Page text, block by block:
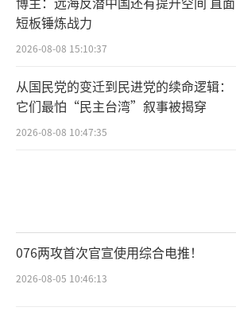
短板锤炼战力
2026-08-08 15:10:37
从国民党的变迁到民进党的续命逻辑：
它们最怕“民主台湾”叙事被揭穿
2026-08-08 10:47:35
076两攻首次官宣使用综合电推！
2026-08-05 10:46:13